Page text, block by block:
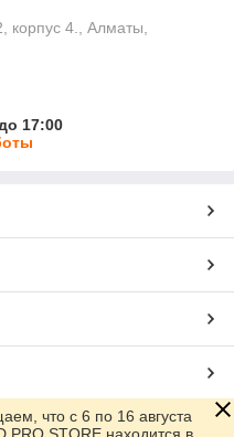
корпус 4., Алматы,
17:00
что с 6 по 16 августа